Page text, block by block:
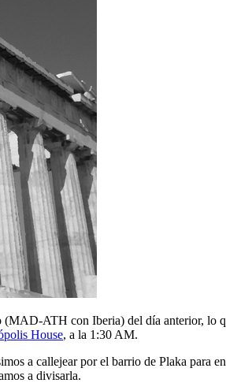
ATH con Iberia) del día anterior, lo
House, a la 1:30 AM.
a callejear por el barrio de Plaka para
a divisarla.